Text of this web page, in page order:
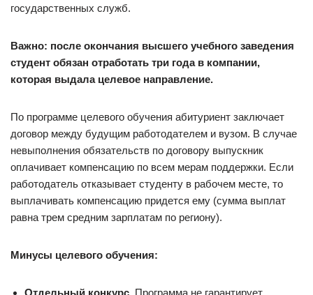
государственных служб.
Важно: после окончания высшего учебного заведения
студент обязан отработать три года в компании,
которая выдала целевое направление.
По программе целевого обучения абитуриент заключает
договор между будущим работодателем и вузом. В случае
невыполнения обязательств по договору выпускник
оплачивает компенсацию по всем мерам поддержки. Если
работодатель отказывает студенту в рабочем месте, то
выплачивать компенсацию придется ему (сумма выплат
равна трем средним зарплатам по региону).
Минусы целевого обучения:
Отдельный конкурс. Программа не гарантирует